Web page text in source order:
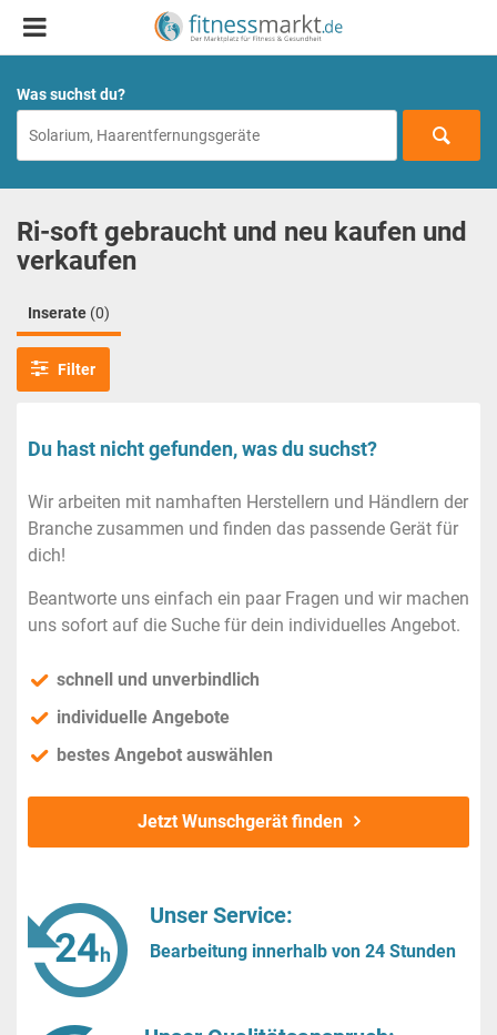
Was suchst du?
Ri-soft gebraucht und neu kaufen und
verkaufen
Inserate (0)
Filter
Du hast nicht gefunden, was du suchst?
Wir arbeiten mit namhaften Herstellern und Händlern der
Branche zusammen und finden das passende Gerät für
dich!
Beantworte uns einfach ein paar Fragen und wir machen
uns sofort auf die Suche für dein individuelles Angebot.
schnell und unverbindlich
individuelle Angebote
bestes Angebot auswählen
Jetzt Wunschgerät finden
Unser Service:
Bearbeitung innerhalb von 24 Stunden